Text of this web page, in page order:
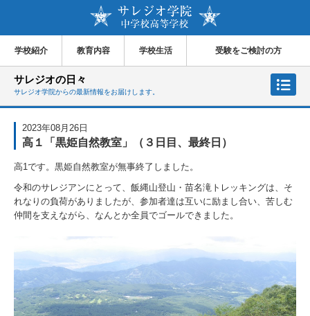
学校紹介 教育内容 学校生活 受験をご検討の方
サレジオの日々
サレジオ学院からの最新情報をお届けします。
2023年08月26日
高１「黒姫自然教室」（３日目、最終日）
高1です。黒姫自然教室が無事終了しました。
令和のサレジアンにとって、飯縄山登山・苗名滝トレッキングは、そ
れなりの負荷がありましたが、参加者達は互いに励まし合い、苦しむ
仲間を支えながら、なんとか全員でゴールできました。